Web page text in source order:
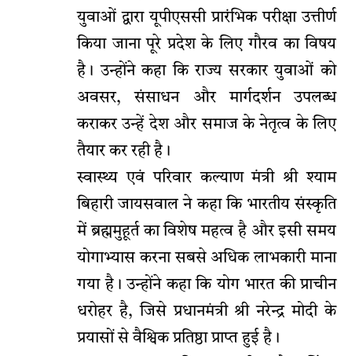
युवाओं द्वारा यूपीएससी प्रारंभिक परीक्षा उत्तीर्ण
किया जाना पूरे प्रदेश के लिए गौरव का विषय
है। उन्होंने कहा कि राज्य सरकार युवाओं को
अवसर, संसाधन और मार्गदर्शन उपलब्ध
कराकर उन्हें देश और समाज के नेतृत्व के लिए
तैयार कर रही है।
स्वास्थ्य एवं परिवार कल्याण मंत्री श्री श्याम
बिहारी जायसवाल ने कहा कि भारतीय संस्कृति
में ब्रह्ममुहूर्त का विशेष महत्व है और इसी समय
योगाभ्यास करना सबसे अधिक लाभकारी माना
गया है। उन्होंने कहा कि योग भारत की प्राचीन
धरोहर है, जिसे प्रधानमंत्री श्री नरेन्द्र मोदी के
प्रयासों से वैश्विक प्रतिष्ठा प्राप्त हुई है।